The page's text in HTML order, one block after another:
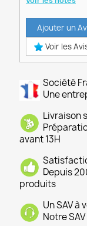
Ajouter un
Voir les
Société
Une
Livraison
avant 13H
Depuis
produits
Un SAV à
Notre